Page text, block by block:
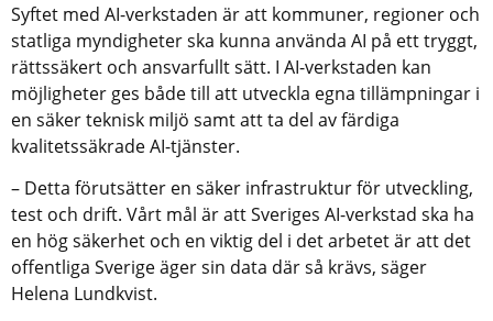
Syftet med AI-verkstaden är att kommuner, regioner och
statliga myndigheter ska kunna använda AI på ett tryggt,
rättssäkert och ansvarfullt sätt. I AI-verkstaden kan
möjligheter ges både till att utveckla egna tillämpningar i
en säker teknisk miljö samt att ta del av färdiga
kvalitetssäkrade AI-tjänster.
– Detta förutsätter en säker infrastruktur för utveckling,
test och drift. Vårt mål är att Sveriges AI-verkstad ska ha
en hög säkerhet och en viktig del i det arbetet är att det
offentliga Sverige äger sin data där så krävs, säger
Helena Lundkvist.